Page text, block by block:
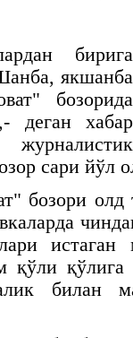
бирига
якшанба
бозорида
деган хабар
сари йўл
бозори олд
истаган
қўлига
билан